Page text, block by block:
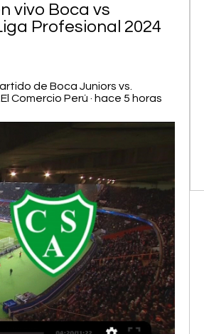
vivo Boca vs
Profesional 2024
de Boca Juniors vs.
Comercio Perú · hace 5 horas